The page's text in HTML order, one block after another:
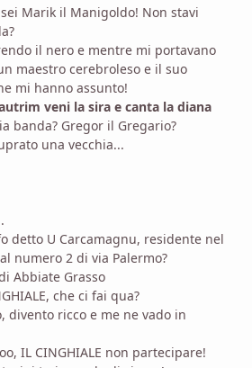
Marik il Manigoldo! Non stavi
il nero e mentre mi portavano
maestro cerebroleso e il suo
mi hanno assunto!
veni la sira e canta la diana
banda? Gregor il Gregario?
una vecchia...
detto U Carcamagnu, residente nel
numero 2 di via Palermo?
Abbiate Grasso
che ci fai qua?
divento ricco e me ne vado in
IL CINGHIALE non partecipare!